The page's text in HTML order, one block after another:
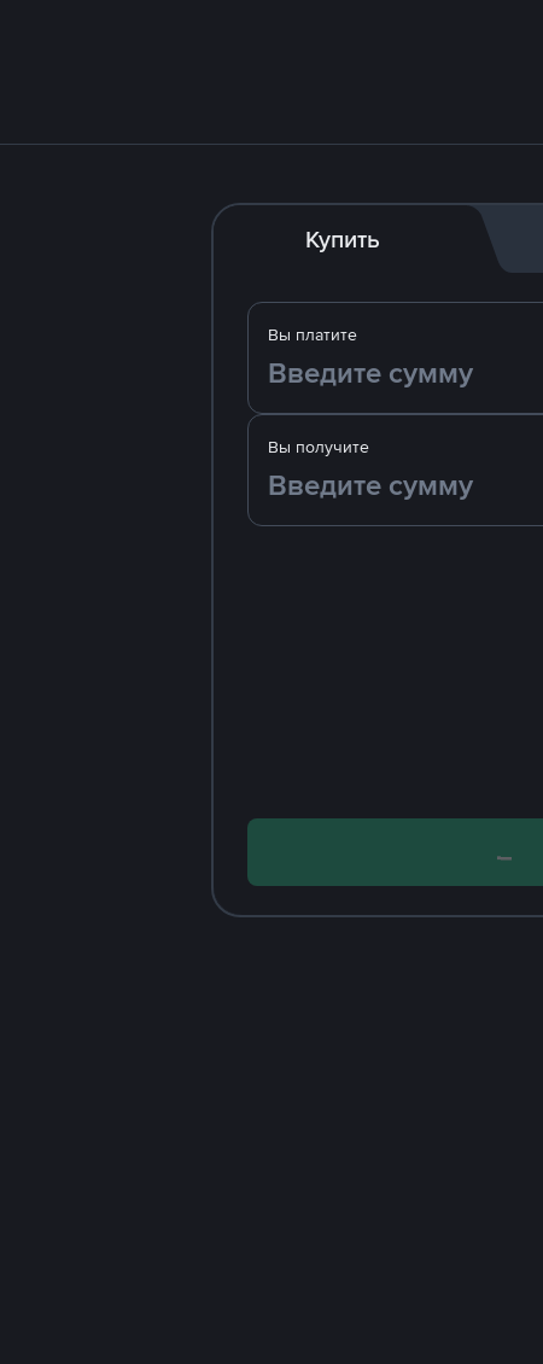
Купить
Вы платите
Вы получите